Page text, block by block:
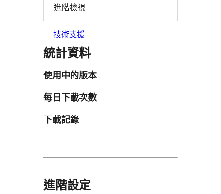
進階檢視
技術支援
統計資料
使用中的版本
每日下載次數
下載記錄
進階設定